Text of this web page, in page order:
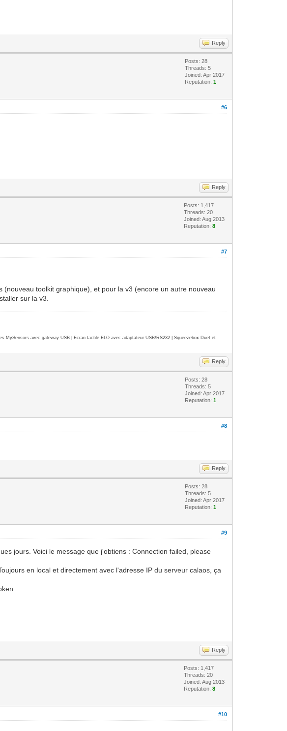
Reply
Posts: 28
Threads: 5
Joined: Apr 2017
Reputation:1
#6
Reply
Posts: 1,417
Threads: 20
Joined: Aug 2013
Reputation:8
#7
toolkit graphique), et pour la v3 (encore un autre nouveau
sur la v3.
MySensors avec gateway USB | Ecran tactile ELO avec adaptateur USB/RS232 | Squeezebox Duet et
Reply
Posts: 28
Threads: 5
Joined: Apr 2017
Reputation:1
#8
Reply
Posts: 28
Threads: 5
Joined: Apr 2017
Reputation:1
#9
jours. Voici le message que j'obtiens : Connection failed, please
en local et directement avec l'adresse IP du serveur calaos, ça
Reply
Posts: 1,417
Threads: 20
Joined: Aug 2013
Reputation:8
#10